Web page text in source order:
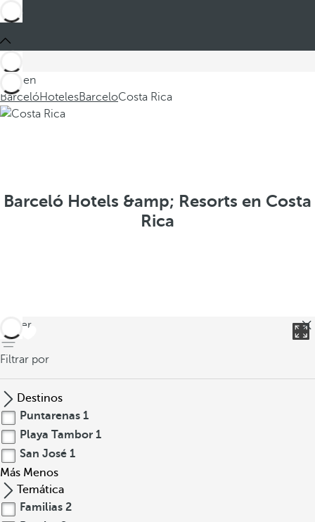
Está en
BarcelóHotelesBarceloCosta Rica
Barceló Hotels &amp; Resorts en Costa
Rica
volver
Filtrar por
Destinos
Puntarenas 1
Playa Tambor 1
San José 1
Más Menos
Temática
Familias 2